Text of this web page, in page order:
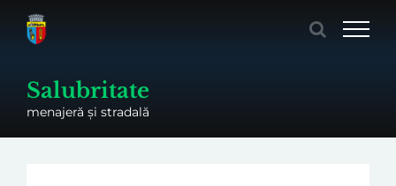
Salubritate
menajeră și stradală